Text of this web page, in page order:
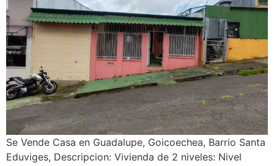
Se Vende Casa en Guadalupe, Goicoechea, Barrio Santa
Eduviges, Descripcion: Vivienda de 2 niveles: Nivel